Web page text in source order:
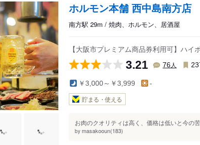
ホルモン本舗 西中島南方店
南方駅 29m / 焼肉、ホルモン、居酒屋
【大阪市プレミアム商品券利用可】ハ
3.21 76人
￥3,000～￥3,999 -
貯まる・使える
お肉のクオリティは高く、価格は低いと今の
by masakooun(183)